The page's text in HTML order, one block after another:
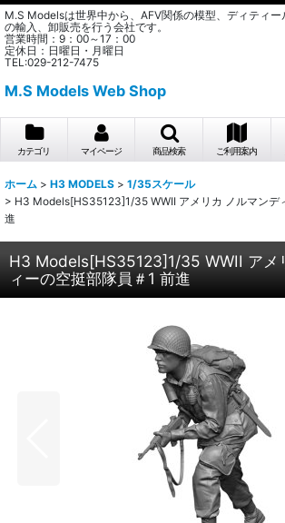
M.S Modelsは世界中から、AFV関係の模型、ディティ
の輸入、卸販売を行う会社です。
営業時間：9：00～17：00
定休日：日曜日・月曜日
TEL:029-212-7475
M.S Models Web Shop
カテゴリ マイページ 商品検索 ご利用案内
ホーム > H3 MODELS > 1/35スケール
> H3 Models[HS35123]1/35 WWII アメリカ ノルマンデ
進
H3 Models[HS35123]1/35 WWII アメ
ィーの空挺部隊員＃1 前進